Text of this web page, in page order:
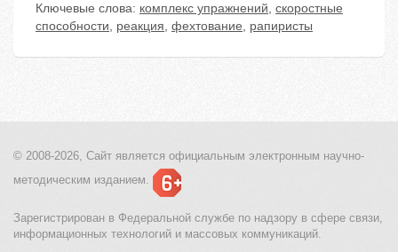
Ключевые слова: комплекс упражнений, скоростные
способности, реакция, фехтование, рапиристы
© 2008-2026, Сайт является официальным электронным научно-
методическим изданием.
Зарегистрирован в Федеральной службе по надзору в сфере связи,
информационных технологий и массовых коммуникаций.